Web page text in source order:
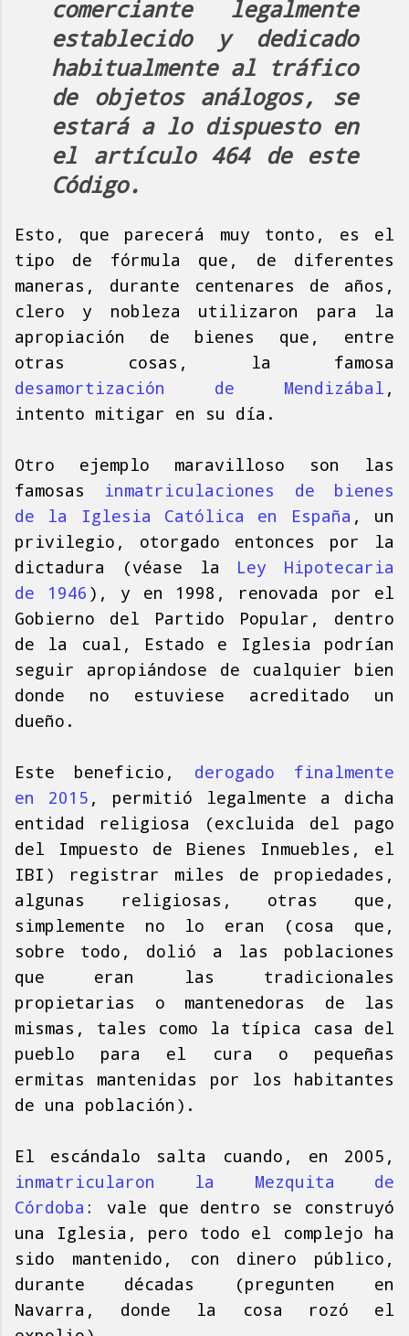
comerciante legalmente
establecido y dedicado
habitualmente al tráfico
de objetos análogos, se
estará a lo dispuesto en
el artículo 464 de este
Código.
Esto, que parecerá muy tonto, es el
tipo de fórmula que, de diferentes
maneras, durante centenares de años,
clero y nobleza utilizaron para la
apropiación de bienes que, entre
otras cosas, la famosa
desamortización de Mendizábal ,
intento mitigar en su día.
Otro ejemplo maravilloso son las
famosas inmatriculaciones de bienes
de la Iglesia Católica en España , un
privilegio, otorgado entonces por la
dictadura (véase la Ley Hipotecaria
de 1946 ), y en 1998, renovada por el
Gobierno del Partido Popular, dentro
de la cual, Estado e Iglesia podrían
seguir apropiándose de cualquier bien
donde no estuviese acreditado un
dueño.
Este beneficio, derogado finalmente
en 2015 , permitió legalmente a dicha
entidad religiosa (excluida del pago
del Impuesto de Bienes Inmuebles, el
IBI) registrar miles de propiedades,
algunas religiosas, otras que,
simplemente no lo eran (cosa que,
sobre todo, dolió a las poblaciones
que eran las tradicionales
propietarias o mantenedoras de las
mismas, tales como la típica casa del
pueblo para el cura o pequeñas
ermitas mantenidas por los habitantes
de una población).
El escándalo salta cuando, en 2005,
inmatricularon la Mezquita de
Córdoba : vale que dentro se construyó
una Iglesia, pero todo el complejo ha
sido mantenido, con dinero público,
durante décadas (pregunten en
Navarra, donde la cosa rozó el